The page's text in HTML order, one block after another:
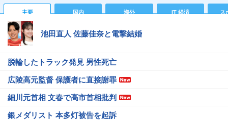
主要 国内 海外 IT 経済 ス
池田直人 佐藤佳奈と電撃結婚
脱輪したトラック発見 男性死亡
広陵高元監督 保護者に直接謝罪
細川元首相 文春で高市首相批判
銀メダリスト 本多灯被告を起訴